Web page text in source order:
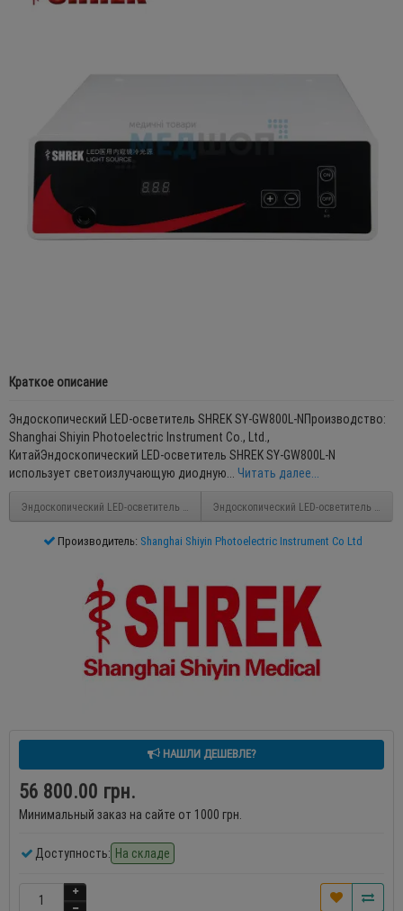
Краткое описание
Эндоскопический LED-осветитель SHREK SY-GW800L-NПроизводство:
Shanghai Shiyin Photoelectric Instrument Co., Ltd.,
КитайЭндоскопический LED-осветитель SHREK SY-GW800L-N
использует светоизлучающую диодную... Читать далее...
Эндоскопический LED-осветитель SHREK SY-GW1000LЭндоскопический LED-осветитель
Производитель: Shanghai Shiyin Photoelectric Instrument Co Ltd
НАШЛИ ДЕШЕВЛЕ?
56 800.00 грн.
Минимальный заказ на сайте от 1000 грн.
Доступность: На складе